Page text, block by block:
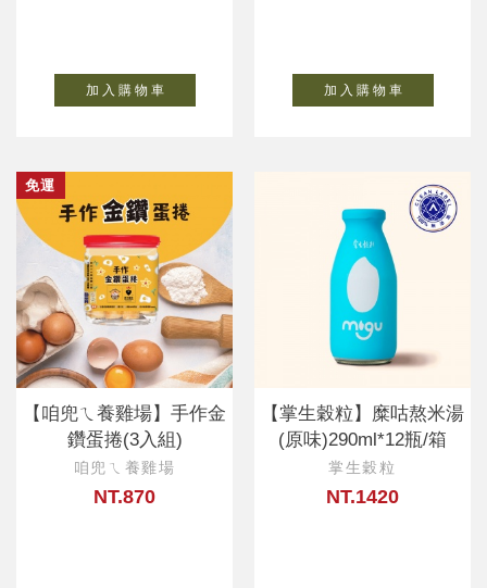
加 入 購 物 車 加 入 購 物 車
免運
【咱兜ㄟ養雞場】手作金
鑽蛋捲(3入組)
咱兜ㄟ養雞場
NT.870
【掌生穀粒】糜咕熬米湯
(原味)290ml*12瓶/箱
掌生穀粒
NT.1420